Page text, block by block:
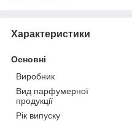
Характеристики
Основні
Виробник
Вид парфумерної
продукції
Рік випуску